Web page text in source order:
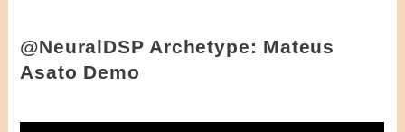
@NeuralDSP Archetype: Mateus
Asato Demo